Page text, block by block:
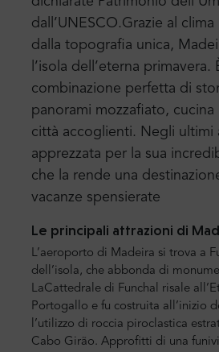
dall’UNESCO.Grazie al
dalla topografia unica,
l’isola dell’eterna primavera.
combinazione perfetta di
panorami mozzafiato, cucina
città accoglienti. Negli ultimi
apprezzata per la sua
che la rende una
vacanze spensierate
Le principali attrazioni di
L’aeroporto di Madeira si trova a
dell’isola, che abbonda di
LaCattedrale di Funchal risale
Portogallo e fu costruita all’inizio
l’utilizzo di roccia piroclastica
Cabo Girão. Approfitti di una